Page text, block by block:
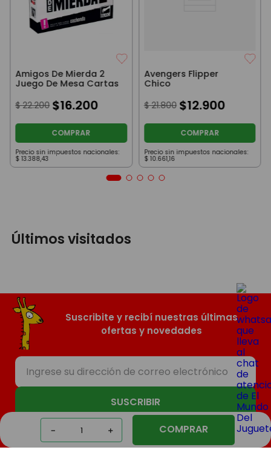
＋
－ COMPRAR
Amigos De Mierda 2
Juego De Mesa Cartas
$ 22.200 $16.200
COMPRAR
Precio sin impuestos nacionales:
$ 13.388,43
Avengers Flipper
Chico
$ 21.800 $12.900
COMPRAR
Precio sin impuestos nacionales:
$ 10.661,16
Últimos visitados
Suscribite y recibí nuestras últimas
ofertas y novedades
SUSCRIBIR